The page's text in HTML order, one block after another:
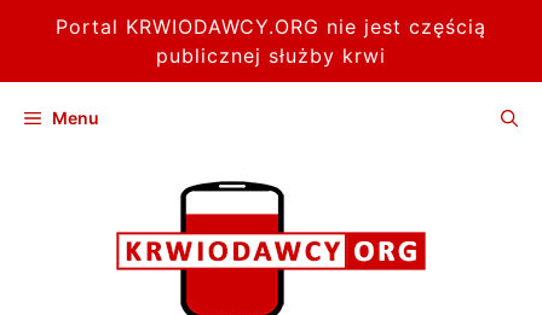
Portal KRWIODAWCY.ORG nie jest częścią
publicznej służby krwi
Menu